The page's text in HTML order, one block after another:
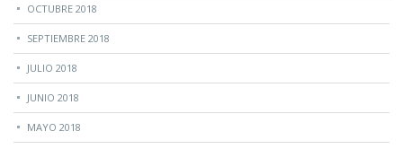
OCTUBRE 2018
SEPTIEMBRE 2018
JULIO 2018
JUNIO 2018
MAYO 2018